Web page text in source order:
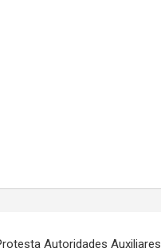
Autoridades Auxiliares